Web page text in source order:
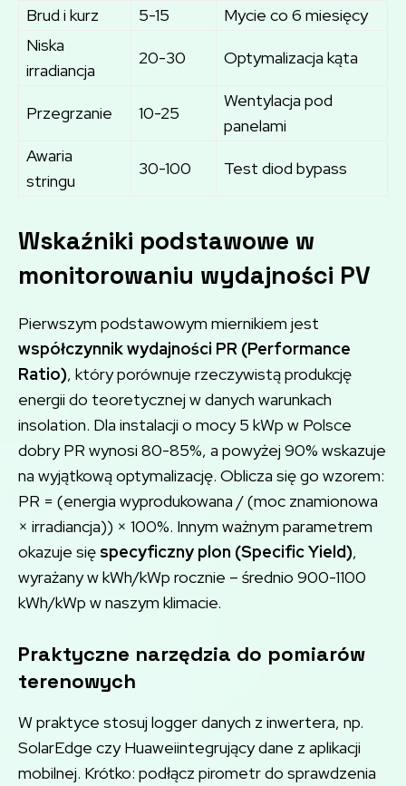
Brud i kurz
5-15
Mycie co 6 miesięcy
Niska
irradiancja
20-30 Optymalizacja kąta
Przegrzanie 10-25
Wentylacja pod
panelami
Awaria
stringu
30-100 Test diod bypass
Wskaźniki podstawowe w
monitorowaniu wydajności PV
Pierwszym podstawowym miernikiem jest
współczynnik wydajności PR (Performance
Ratio), który porównuje rzeczywistą produkcję
energii do teoretycznej w danych warunkach
insolation. Dla instalacji o mocy 5 kWp w Polsce
dobry PR wynosi 80-85%, a powyżej 90% wskazuje
na wyjątkową optymalizację. Oblicza się go wzorem:
PR = (energia wyprodukowana / (moc znamionowa
× irradiancja)) × 100%. Innym ważnym parametrem
okazuje się specyficzny plon (Specific Yield),
wyrażany w kWh/kWp rocznie – średnio 900-1100
kWh/kWp w naszym klimacie.
Praktyczne narzędzia do pomiarów
terenowych
W praktyce stosuj logger danych z inwertera, np.
SolarEdge czy Huaweiintegrujący dane z aplikacji
mobilnej. Krótko: podłącz pirometr do sprawdzenia